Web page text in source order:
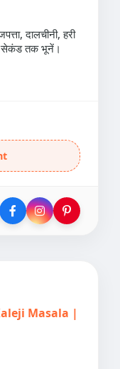
दालचीनी, हरी
सेकंड तक भूनें।
Masala |